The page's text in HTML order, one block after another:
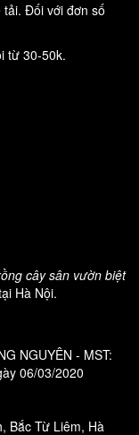
Đối với đơn số
từ 30-50k.
cây sân vườn biệt
Hà Nội.
NGUYÊN - MST:
06/03/2020
Bắc Từ Liêm, Hà